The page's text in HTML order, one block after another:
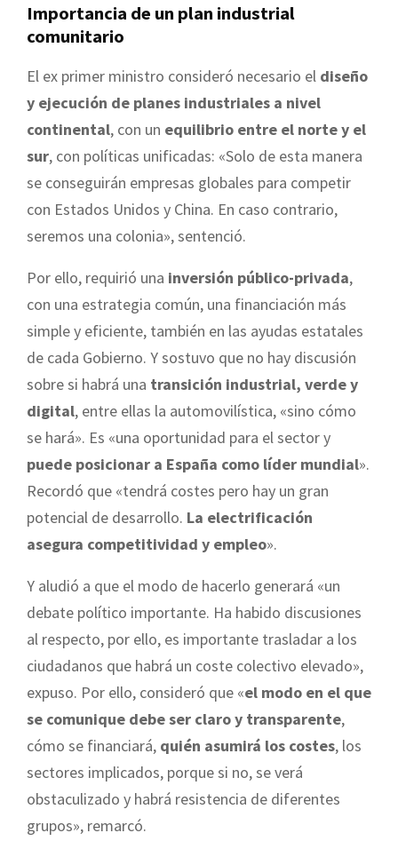
Importancia de un plan industrial
comunitario
El ex primer ministro consideró necesario el diseño
y ejecución de planes industriales a nivel
continental, con un equilibrio entre el norte y el
sur, con políticas unificadas: «Solo de esta manera
se conseguirán empresas globales para competir
con Estados Unidos y China. En caso contrario,
seremos una colonia», sentenció.
Por ello, requirió una inversión público-privada,
con una estrategia común, una financiación más
simple y eficiente, también en las ayudas estatales
de cada Gobierno. Y sostuvo que no hay discusión
sobre si habrá una transición industrial, verde y
digital, entre ellas la automovilística, «sino cómo
se hará». Es «una oportunidad para el sector y
puede posicionar a España como líder mundial».
Recordó que «tendrá costes pero hay un gran
potencial de desarrollo. La electrificación
asegura competitividad y empleo».
Y aludió a que el modo de hacerlo generará «un
debate político importante. Ha habido discusiones
al respecto, por ello, es importante trasladar a los
ciudadanos que habrá un coste colectivo elevado»,
expuso. Por ello, consideró que «el modo en el que
se comunique debe ser claro y transparente,
cómo se financiará, quién asumirá los costes, los
sectores implicados, porque si no, se verá
obstaculizado y habrá resistencia de diferentes
grupos», remarcó.